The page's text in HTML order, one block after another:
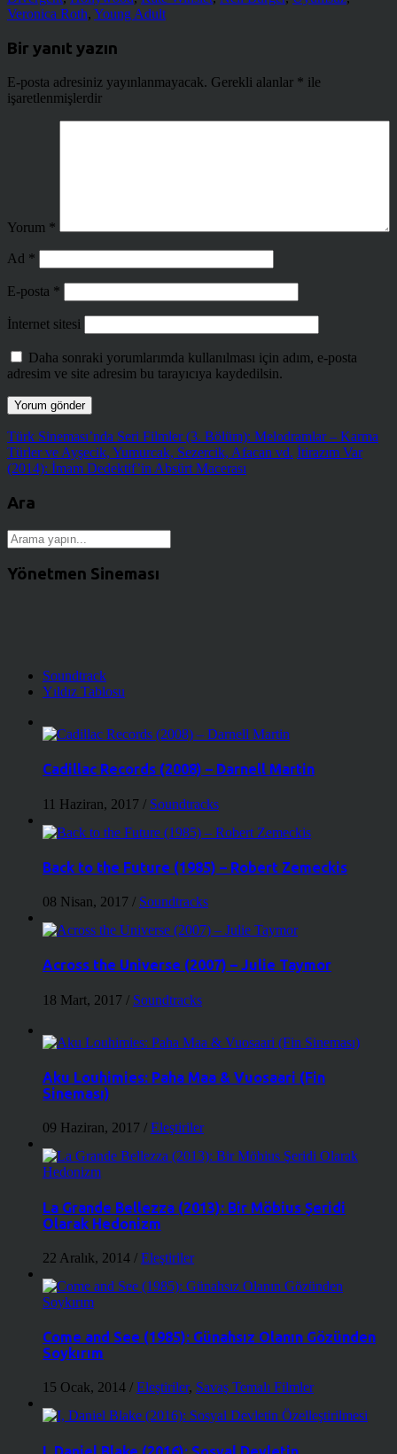
Veronica Roth, Young Adult
Bir yanıt yazın
E-posta adresiniz yayınlanmayacak. Gerekli alanlar * ile
işaretlenmişlerdir
Yorum *
Ad *
E-posta *
İnternet sitesi
Daha sonraki yorumlarımda kullanılması için adım, e-posta
adresim ve site adresim bu tarayıcıya kaydedilsin.
Türk Sineması’nda Seri Filmler (3. Bölüm): Melodramlar – Karma
Türler ve Ayşecik, Yumurcak, Sezercik, Afacan vd. İtirazım Var
(2014): İmam Dedektif’in Absürt Macerası
Ara
Yönetmen Sineması
Soundtrack
Yıldız Tablosu
Cadillac Records (2008) – Darnell Martin
11 Haziran, 2017 / Soundtracks
Back to the Future (1985) – Robert Zemeckis
08 Nisan, 2017 / Soundtracks
Across the Universe (2007) – Julie Taymor
18 Mart, 2017 / Soundtracks
Aku Louhimies: Paha Maa & Vuosaari (Fin
Sineması)
09 Haziran, 2017 / Eleştiriler
La Grande Bellezza (2013): Bir Möbius Şeridi
Olarak Hedonizm
22 Aralık, 2014 / Eleştiriler
Come and See (1985): Günahsız Olanın Gözünden
Soykırım
15 Ocak, 2014 / Eleştiriler, Savaş Temalı Filmler